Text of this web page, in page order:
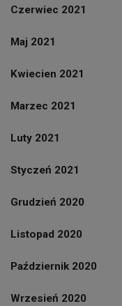
Czerwiec 2021
Maj 2021
Kwiecien 2021
Marzec 2021
Luty 2021
Styczeń 2021
Grudzień 2020
Listopad 2020
Październik 2020
Wrzesień 2020